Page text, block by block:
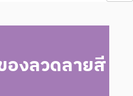
องลวดลายสี